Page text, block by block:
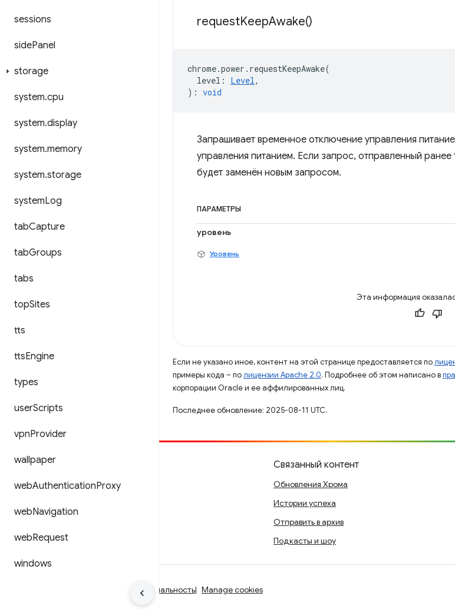
sessions
sidePanel
storage
system.cpu
system.display
system.memory
system.storage
systemLog
tabCapture
tabGroups
tabs
topSites
tts
ttsEngine
types
userScripts
vpnProvider
wallpaper
webAuthenticationProxy
webNavigation
webRequest
windows
requestKeepAwake()
chrome.power . requestKeepAwake(
level : Level,
) : void
Запрашивает временное отключение управления
управления питанием. Если запрос, отправленный
будет заменён новым запросом.
ПАРАМЕТРЫ
уровень
Уровень
Эта информация
Если не указано иное, контент на этой странице предоставляется по
примеры кода – полицензии Apache 2.0. Подробнее об этом написано в
корпорации Oracle и ее аффилированных лиц.
Последнее обновление: 2025-08-11 UTC.
Способствовать
Сообщить об ошибке
Связанный контент
Обновления Хрома
Истории успеха
Отправить в архив
Подкасты и шоу
Конфиденциальность Manage cookies